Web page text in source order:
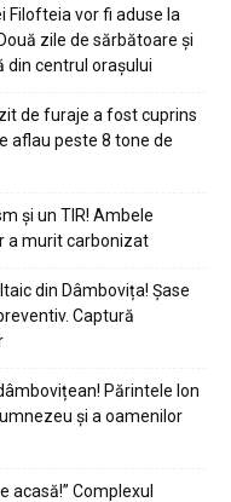
Filofteia vor fi aduse la
zile de sărbătoare și
din centrul orașului
de furaje a fost cuprins
aflau peste 8 tone de
și un TIR! Ambele
a murit carbonizat
din Dâmbovița! Șase
Captură
Părintele Ion
și a oamenilor
acasă!” Complexul